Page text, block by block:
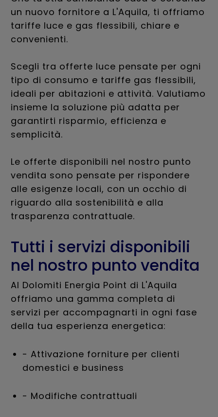
un nuovo fornitore a L'Aquila, ti offriamo
tariffe luce e gas flessibili, chiare e
convenienti.
Scegli tra offerte luce pensate per ogni
tipo di consumo e tariffe gas flessibili,
ideali per abitazioni e attività. Valutiamo
insieme la soluzione più adatta per
garantirti risparmio, efficienza e
semplicità.
Le offerte disponibili nel nostro punto
vendita sono pensate per rispondere
alle esigenze locali, con un occhio di
riguardo alla sostenibilità e alla
trasparenza contrattuale.
Tutti i servizi disponibili
nel nostro punto vendita
Al Dolomiti Energia Point di L'Aquila
offriamo una gamma completa di
servizi per accompagnarti in ogni fase
della tua esperienza energetica:
- Attivazione forniture per clienti
domestici e business
- Modifiche contrattuali